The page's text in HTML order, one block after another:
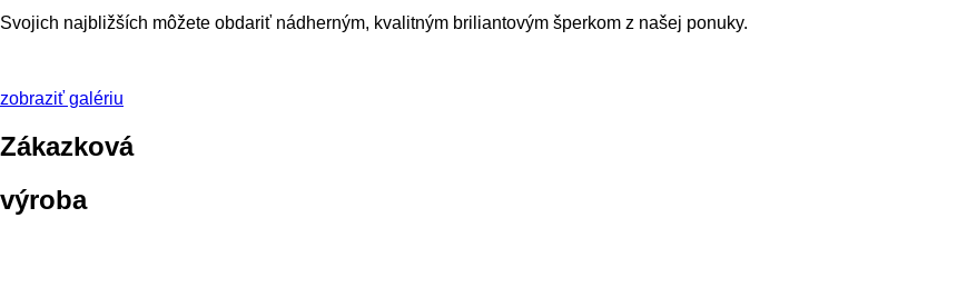
Svojich najbližších môžete obdariť nádherným, kvalitným briliantovým šperkom z našej ponuky.
zobraziť galériu
Zákazková
výroba